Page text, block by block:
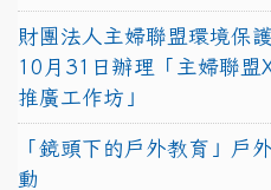
財團法人主婦聯盟環境保
10月31日辦理「主婦聯盟
推廣工作坊」
「鏡頭下的戶外教育」戶
動